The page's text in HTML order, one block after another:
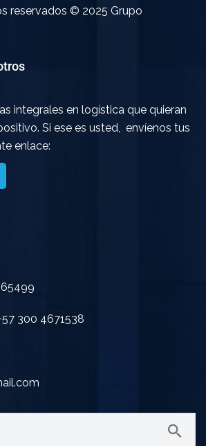
reservados © 2025 Grupo
integrales en logística que quieran
Si ese es usted, envíenos tus
enlace:
300 4671538